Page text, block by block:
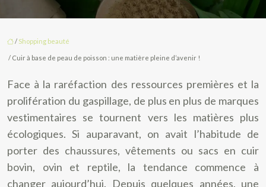
/ Shopping beauté
/ Cuir à base de peau de poisson : une matière pleine d’avenir !
Face à la raréfaction des ressources premières et la
prolifération du gaspillage, de plus en plus de marques
vestimentaires se tournent vers les matières plus
écologiques. Si auparavant, on avait l’habitude de
porter des chaussures, vêtements ou sacs en cuir
bovin, ovin et reptile, la tendance commence à
changer aujourd’hui. Depuis quelques années, une